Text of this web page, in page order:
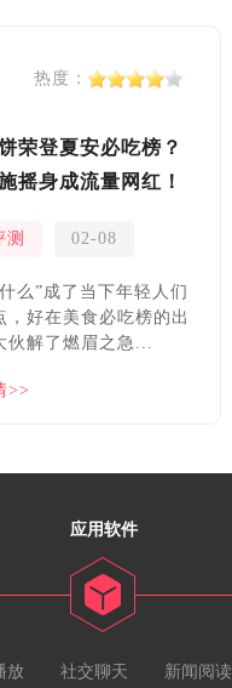
热度：
荣登夏安必吃榜？
摇身成流量网红！
测 02-08
么”成了当下年轻人们
，好在美食必吃榜的出
伙解了燃眉之急...
>>
应用软件
放 社交聊天 新闻阅读